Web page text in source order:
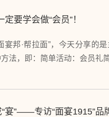
定要学会做“会员”！
宴邦·帮拉面”，今天分享的
法，即：简单活动：会员礼
“宴”——专访“面宴1915”品